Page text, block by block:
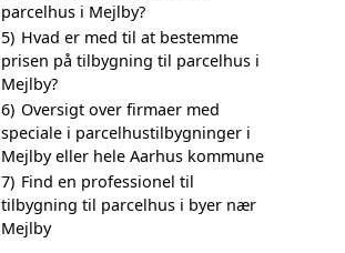
parcelhus i Mejlby?
5) Hvad er med til at bestemme
prisen på tilbygning til parcelhus i
Mejlby?
6) Oversigt over firmaer med
speciale i parcelhustilbygninger i
Mejlby eller hele Aarhus kommune
7) Find en professionel til
tilbygning til parcelhus i byer nær
Mejlby